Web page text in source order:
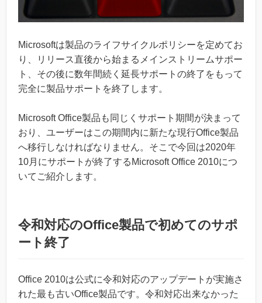
Microsoftは製品のライフサイクルポリシーを定めてお
り、リリース直後から始まるメインストリームサポー
ト、その後に数年間続く延長サポートの終了をもって
完全に製品サポートを終了します。
Microsoft Office製品も同じくサポート期間が決まって
おり、ユーザーはこの期間内に新たな現行Office製品
へ移行しなければなりません。そこで今回は2020年
10月にサポートが終了するMicrosoft Office 2010につ
いてご紹介します。
令和対応のOffice製品で初めてのサポ
ート終了
Office 2010は公式に令和対応のアップデートが実施さ
れた最も古いOffice製品です。令和対応出来なかった